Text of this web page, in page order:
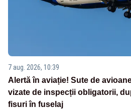
7 aug. 2026, 10:39
Alertă în aviație! Sute de
vizate de inspecții obligatorii,
fisuri în fuselaj